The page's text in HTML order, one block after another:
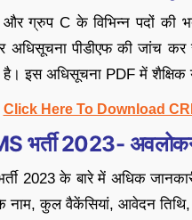
ग्रुप C के विभिन्न पदों की
अधिसूचना पीडीएफ की जांच
है। इस अधिसूचना PDF में
Click Here To Download
भर्ती 2023-
2023 के बारे में अधिक
कुल वैकेंसियां, आवेदन तिथि,